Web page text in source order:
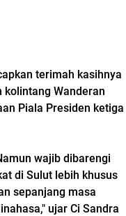
terimah kasihnya
kolintang Wanderan
Piala Presiden ketiga
wajib dibarengi
di Sulut lebih khusus
sepanjang masa
ujar Ci Sandra